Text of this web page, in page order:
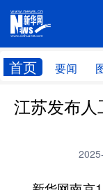
首页 要闻
首页
江苏发布